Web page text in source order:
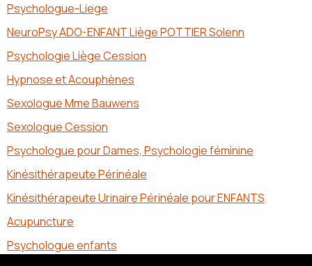
Psychologue-Liege
NeuroPsy ADO-ENFANT Liège POTTIER Solenn
Psychologie Liège Cession
Hypnose et Acouphènes
Sexologue Mme Bauwens
Sexologue Cession
Psychologue pour Dames, Psychologie féminine
Kinésithérapeute Périnéale
Kinésithérapeute Urinaire Périnéale pour ENFANTS
Acupuncture
Psychologue enfants